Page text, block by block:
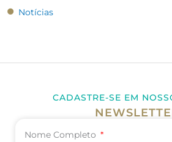
Notícias
CADASTRE-SE EM
Nome Completo